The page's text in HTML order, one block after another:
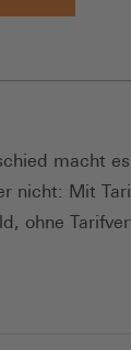
macht
nicht: Mit
ohne